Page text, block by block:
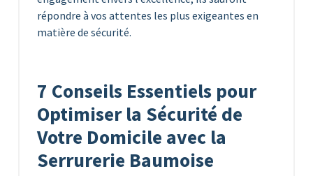
répondre à vos attentes les plus exigeantes en
matière de sécurité.
7 Conseils Essentiels pour
Optimiser la Sécurité de
Votre Domicile avec la
Serrurerie Baumoise